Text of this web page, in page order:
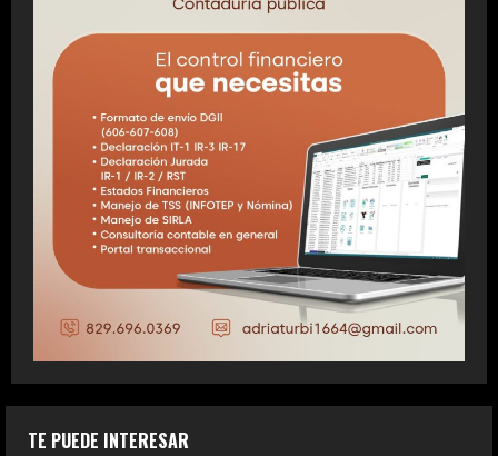
TE PUEDE INTERESAR